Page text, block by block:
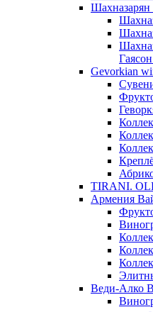
Gevorkian
TIRANI.
Армения
Веди-Алко